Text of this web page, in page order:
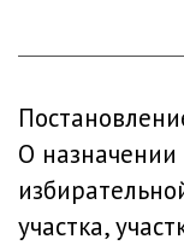
О назначении
участка,